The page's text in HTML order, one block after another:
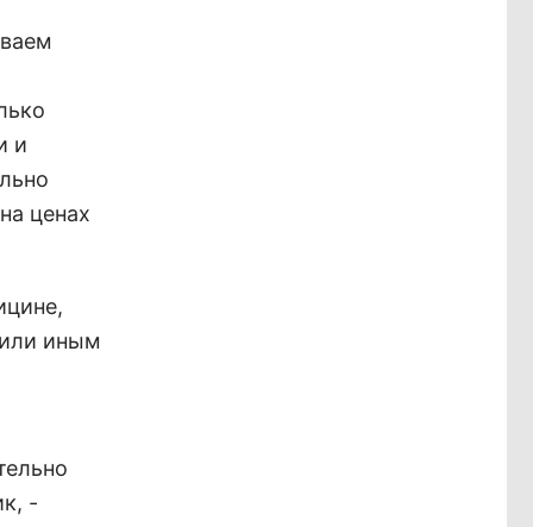
и
ценах
иным
-